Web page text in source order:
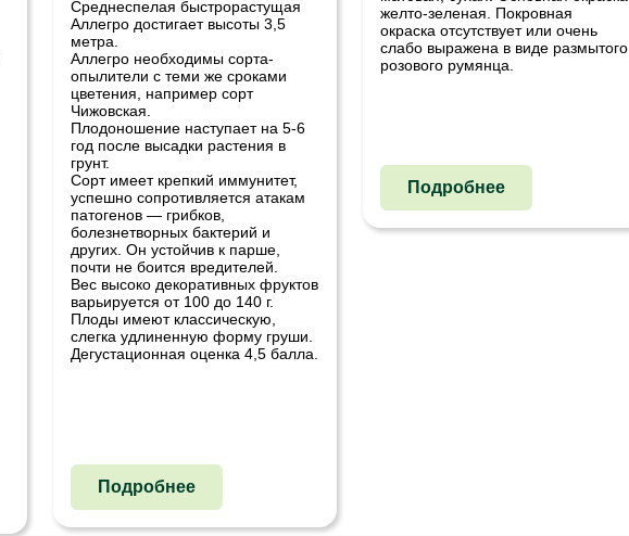
Среднеспелая быстрорастущая
Аллегро достигает высоты 3,5
метра.
Аллегро необходимы сорта-
опылители с теми же сроками
цветения, например сорт
Чижовская.
Плодоношение наступает на 5-6
год после высадки растения в
грунт.
Сорт имеет крепкий иммунитет,
успешно сопротивляется атакам
патогенов — грибков,
болезнетворных бактерий и
других. Он устойчив к парше,
почти не боится вредителей.
Вес высоко декоративных фруктов
варьируется от 100 до 140 г.
Плоды имеют классическую,
слегка удлиненную форму груши.
Дегустационная оценка 4,5 балла.
Подробнее
желто-зеленая. Покровная
окраска отсутствует или очень
слабо выражена в виде размытого
розового румянца.
Подробнее